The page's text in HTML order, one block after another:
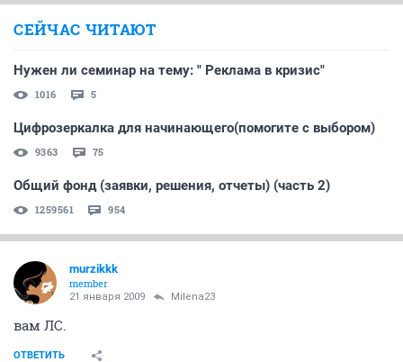
СЕЙЧАС ЧИТАЮТ
Нужен ли семинар на тему: " Реклама в кризис"
1016 5
Цифрозеркалка для начинающего(помогите с выбором)
9363 75
Общий фонд (заявки, решения, отчеты) (часть 2)
1259561 954
murzikkk
member
21 января 2009 Milena23
вам ЛС.
ОТВЕТИТЬ